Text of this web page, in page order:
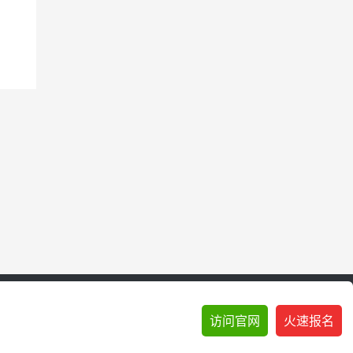
访问官网 火速报名